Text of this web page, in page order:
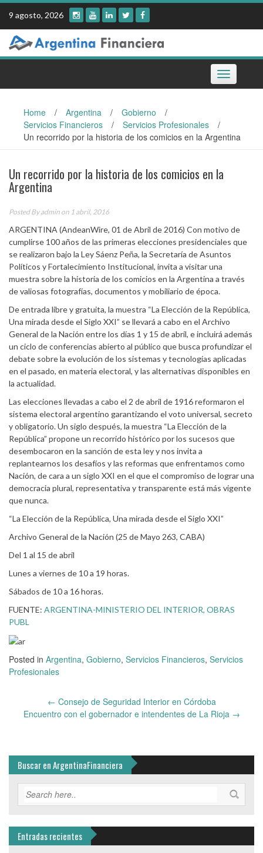
Skip
content
9 agosto, 2026
Toggle
navigation
Home / Argentina / Gobierno
/
Servicios Financieros
/ Servicios Profesionales
/
Un recorrido por la historia de los comicios en la Argentina
Un recorrido por la historia de los comicios en la
Argentina
Posted Byadmin on 1 abril, 2016
ARGENTINA (AndeanWire, 01 de Abril de 2016) Con motivo de
cumplirse 100 años de las primeras elecciones presidenciales que
se realizaron bajo la Ley Sáenz Peña, la Secretaría de Asuntos
Políticos y Fortalecimiento Institucional, invita a visitar una
muestra sobre la historia de los comicios en la Argentina a través
de valiosas fotografías, documentos y mobiliario de época.
De entrada libre y gratuita, la muestra “La Elección de la República,
Una mirada desde el Siglo XXI” se llevará a cabo en el Archivo
General de la Nación entre los días 1 y 15 de abril, e incluirá además
un ciclo de conferencias abierto al público que busca profundizar el
debate sobre la evolución de los sistemas y tecnologías aplicadas
en el pasado, en materia electoral, y las alternativas disponibles en
la actualidad.
Las elecciones llevadas a cabo el 2 de abril de 1916 reformaron el
sistema electoral argentino garantizando el voto universal, secreto
y obligatorio. Un siglo después, la muestra “La Elección de la
República” propone un recorrido histórico por los sucesos que
desembocaron en la sanción de esta ley y nos invita a
replantearnos los desafíos y las reformas que enfrentamos como
Nación, de cara a un siglo XXI en el que el compromiso de lograr una
democracia plural, representativa y transparente está más vigente
que nunca.
“La Elección de la República, Una mirada desde el Siglo XXI”
Archivo General de la Nación (25 de Mayo 263, CABA)
Del 1 al 15 de abril
Lunes a viernes de 10 a 19 horas.
Sábados de 10 a 16 horas.
FUENTE: ARGENTINA-MINISTERIO DEL INTERIOR, OBRAS
PUBL
Posted in Argentina, Gobierno, Servicios Financieros, Servicios
Profesionales
navigation
← Consejo de Seguridad Interior en Córdoba
Encuentro con el gobernador e intendentes de La Rioja →
Buscar en ArgentinaFinanciera
Entradas recientes